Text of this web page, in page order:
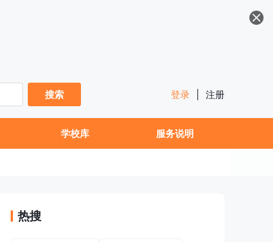
搜索
登录 注册
学校库 服务说明
热搜